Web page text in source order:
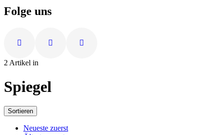
Folge uns
2 Artikel in
Spiegel
Sortieren
Neueste zuerst